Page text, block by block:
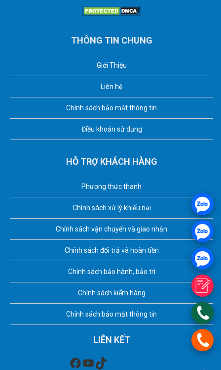
THÔNG TIN CHUNG
Giới Thiệu
Liên hệ
Chính sách bảo mật thông tin
Điều khoản sử dụng
HỖ TRỢ KHÁCH HÀNG
Phương thức thanh
Chính sách xử lý khiếu nại
Chính sách vận chuyển và giao nhận
Chính sách đổi trả và hoàn tiền
Chính sách bảo hành, bảo trì
Chính sách kiểm hàng
Chính sách bảo mật thông tin
LIÊN KẾT
Facebook
Youtube
TikTok